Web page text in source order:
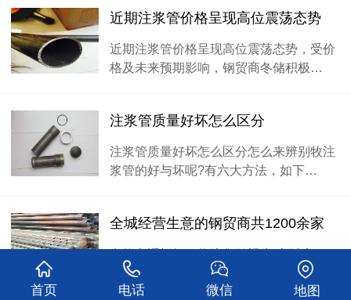
近期注浆管价格呈现高位震荡态势
近期注浆管价格呈现高位震荡态势，受价
格及未来预期影响，钢贸商冬储积极…
注浆管质量好坏怎么区分
注浆管质量好坏怎么区分怎么来辨别牧注
浆管的好与坏呢?有六大方法，如下…
全城经营生意的钢贸商共1200余家
在将交通枢纽、物流集散视为“立城之
本”的郑州，存在这样一种尴尬：全城…
首页 电话 微信 地图